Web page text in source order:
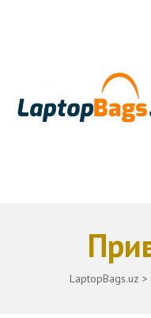
LaptopBags.uz >